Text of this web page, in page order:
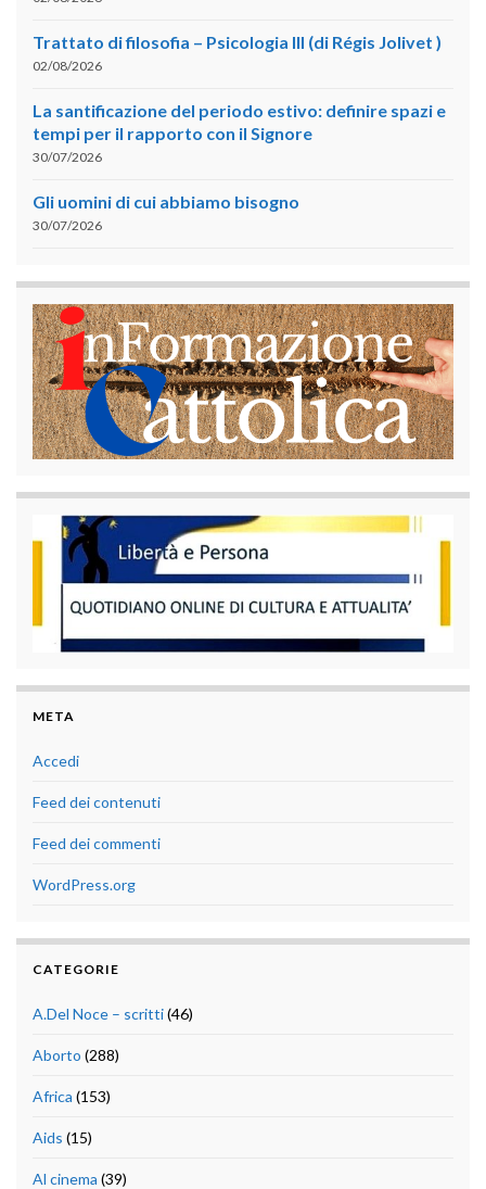
Trattato di filosofia – Psicologia III (di Régis Jolivet )
02/08/2026
La santificazione del periodo estivo: definire spazi e
tempi per il rapporto con il Signore
30/07/2026
Gli uomini di cui abbiamo bisogno
30/07/2026
META
Accedi
Feed dei contenuti
Feed dei commenti
WordPress.org
CATEGORIE
A.Del Noce – scritti(46)
Aborto (288)
Africa (153)
Aids (15)
Al cinema (39)